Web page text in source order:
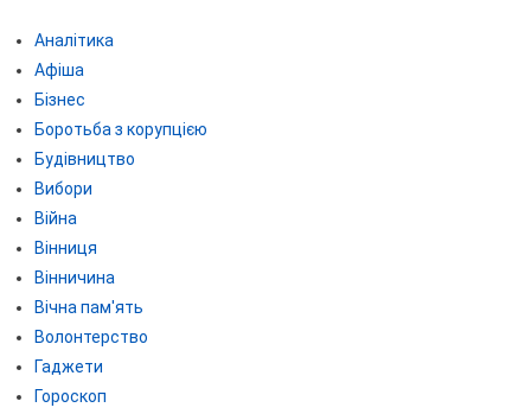
Аналітика
Афіша
Бізнес
Боротьба з корупцією
Будівництво
Вибори
Війна
Вінниця
Вінничина
Вічна пам'ять
Волонтерство
Гаджети
Гороскоп